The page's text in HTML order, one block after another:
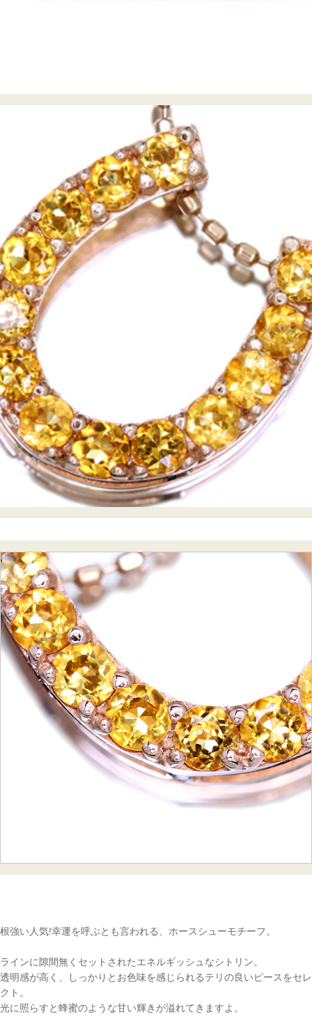
根強い人気!幸運を呼ぶとも言われる、ホースシューモチーフ。
ラインに隙間無くセットされたエネルギッシュなシトリン。
透明感が高く、しっかりとお色味を感じられるテリの良いピースをセレ
クト。
光に照らすと蜂蜜のような甘い輝きが溢れてきますよ。